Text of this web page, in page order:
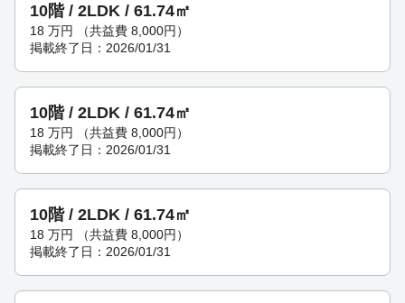
10階 / 2LDK / 61.74㎡
18 万円 （共益費 8,000円）
掲載終了日：2026/01/31
10階 / 2LDK / 61.74㎡
18 万円 （共益費 8,000円）
掲載終了日：2026/01/31
10階 / 2LDK / 61.74㎡
18 万円 （共益費 8,000円）
掲載終了日：2026/01/31